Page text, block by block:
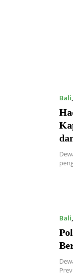
Bali,
Bali,